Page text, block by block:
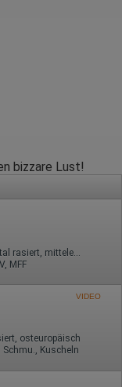
bizzare Lust!
22 Jahre, 75C, KF 36, 1.68m, total rasiert, mitteleuropäisch
MFF
VIDEO
osteuropäisch
Schmu., Kuscheln